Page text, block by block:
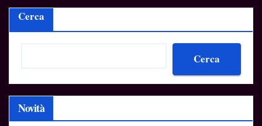
Cerca
Cerca
Novità